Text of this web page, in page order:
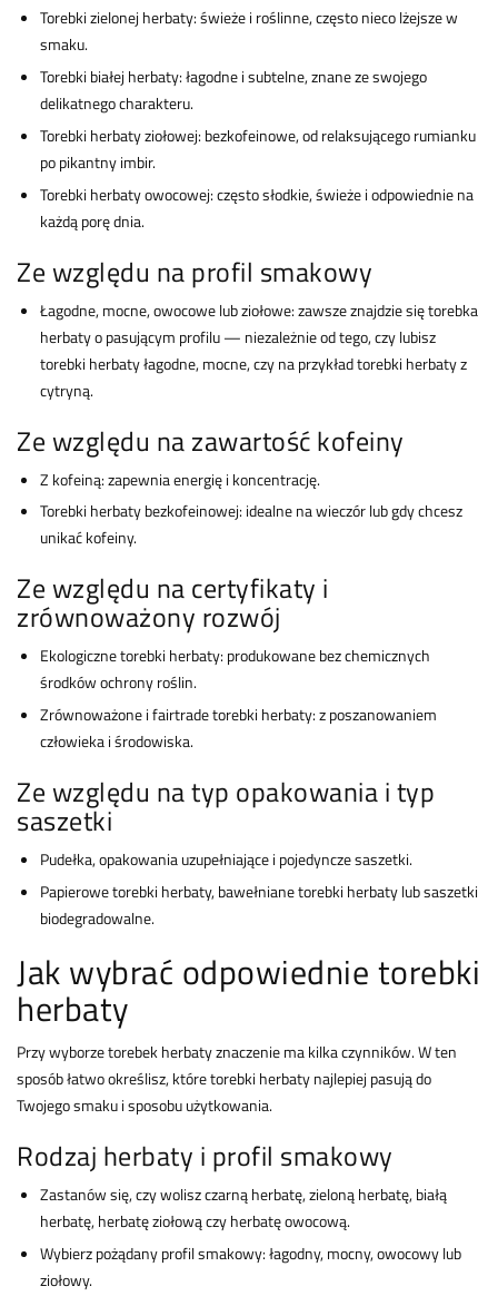
Torebki zielonej herbaty: świeże i roślinne, często nieco lżejsze w
smaku.
Torebki białej herbaty: łagodne i subtelne, znane ze swojego
delikatnego charakteru.
Torebki herbaty ziołowej: bezkofeinowe, od relaksującego rumianku
po pikantny imbir.
Torebki herbaty owocowej: często słodkie, świeże i odpowiednie na
każdą porę dnia.
Ze względu na profil smakowy
Łagodne, mocne, owocowe lub ziołowe: zawsze znajdzie się torebka
herbaty o pasującym profilu — niezależnie od tego, czy lubisz
torebki herbaty łagodne, mocne, czy na przykład torebki herbaty z
cytryną.
Ze względu na zawartość kofeiny
Z kofeiną: zapewnia energię i koncentrację.
Torebki herbaty bezkofeinowej: idealne na wieczór lub gdy chcesz
unikać kofeiny.
Ze względu na certyfikaty i
zrównoważony rozwój
Ekologiczne torebki herbaty: produkowane bez chemicznych
środków ochrony roślin.
Zrównoważone i fairtrade torebki herbaty: z poszanowaniem
człowieka i środowiska.
Ze względu na typ opakowania i typ
saszetki
Pudełka, opakowania uzupełniające i pojedyncze saszetki.
Papierowe torebki herbaty, bawełniane torebki herbaty lub saszetki
biodegradowalne.
Jak wybrać odpowiednie torebki
herbaty
Przy wyborze torebek herbaty znaczenie ma kilka czynników. W ten
sposób łatwo określisz, które torebki herbaty najlepiej pasują do
Twojego smaku i sposobu użytkowania.
Rodzaj herbaty i profil smakowy
Zastanów się, czy wolisz czarną herbatę, zieloną herbatę, białą
herbatę, herbatę ziołową czy herbatę owocową.
Wybierz pożądany profil smakowy: łagodny, mocny, owocowy lub
ziołowy.